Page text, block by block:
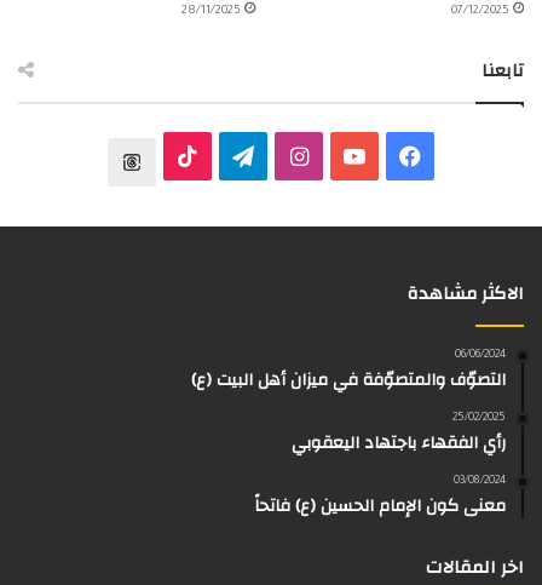
07/12/2025
28/11/2025
تابعنا
ب
م
الاكثر مشاهدة
06/06/2024
التصوّف والمتصوّفة في ميزان أهل البيت (ع)
25/02/2025
رأي الفقهاء باجتهاد اليعقوبي
03/08/2024
معنى كون الإمام الحسين (ع) فاتحاً
اخر المقالات